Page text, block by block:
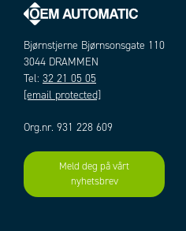
Mediatemperatur til
Strøm maks.
Tilkobling
Trykk maks.
Vekt
Viskositet maks
Add to existing cart row
Bjørnstjerne Bjørnsonsgate 110
3044 DRAMMEN
Tel: 32 21 05 05
[email protected]
Org.nr. 931 228 609
Meld deg på vårt
nyhetsbrev